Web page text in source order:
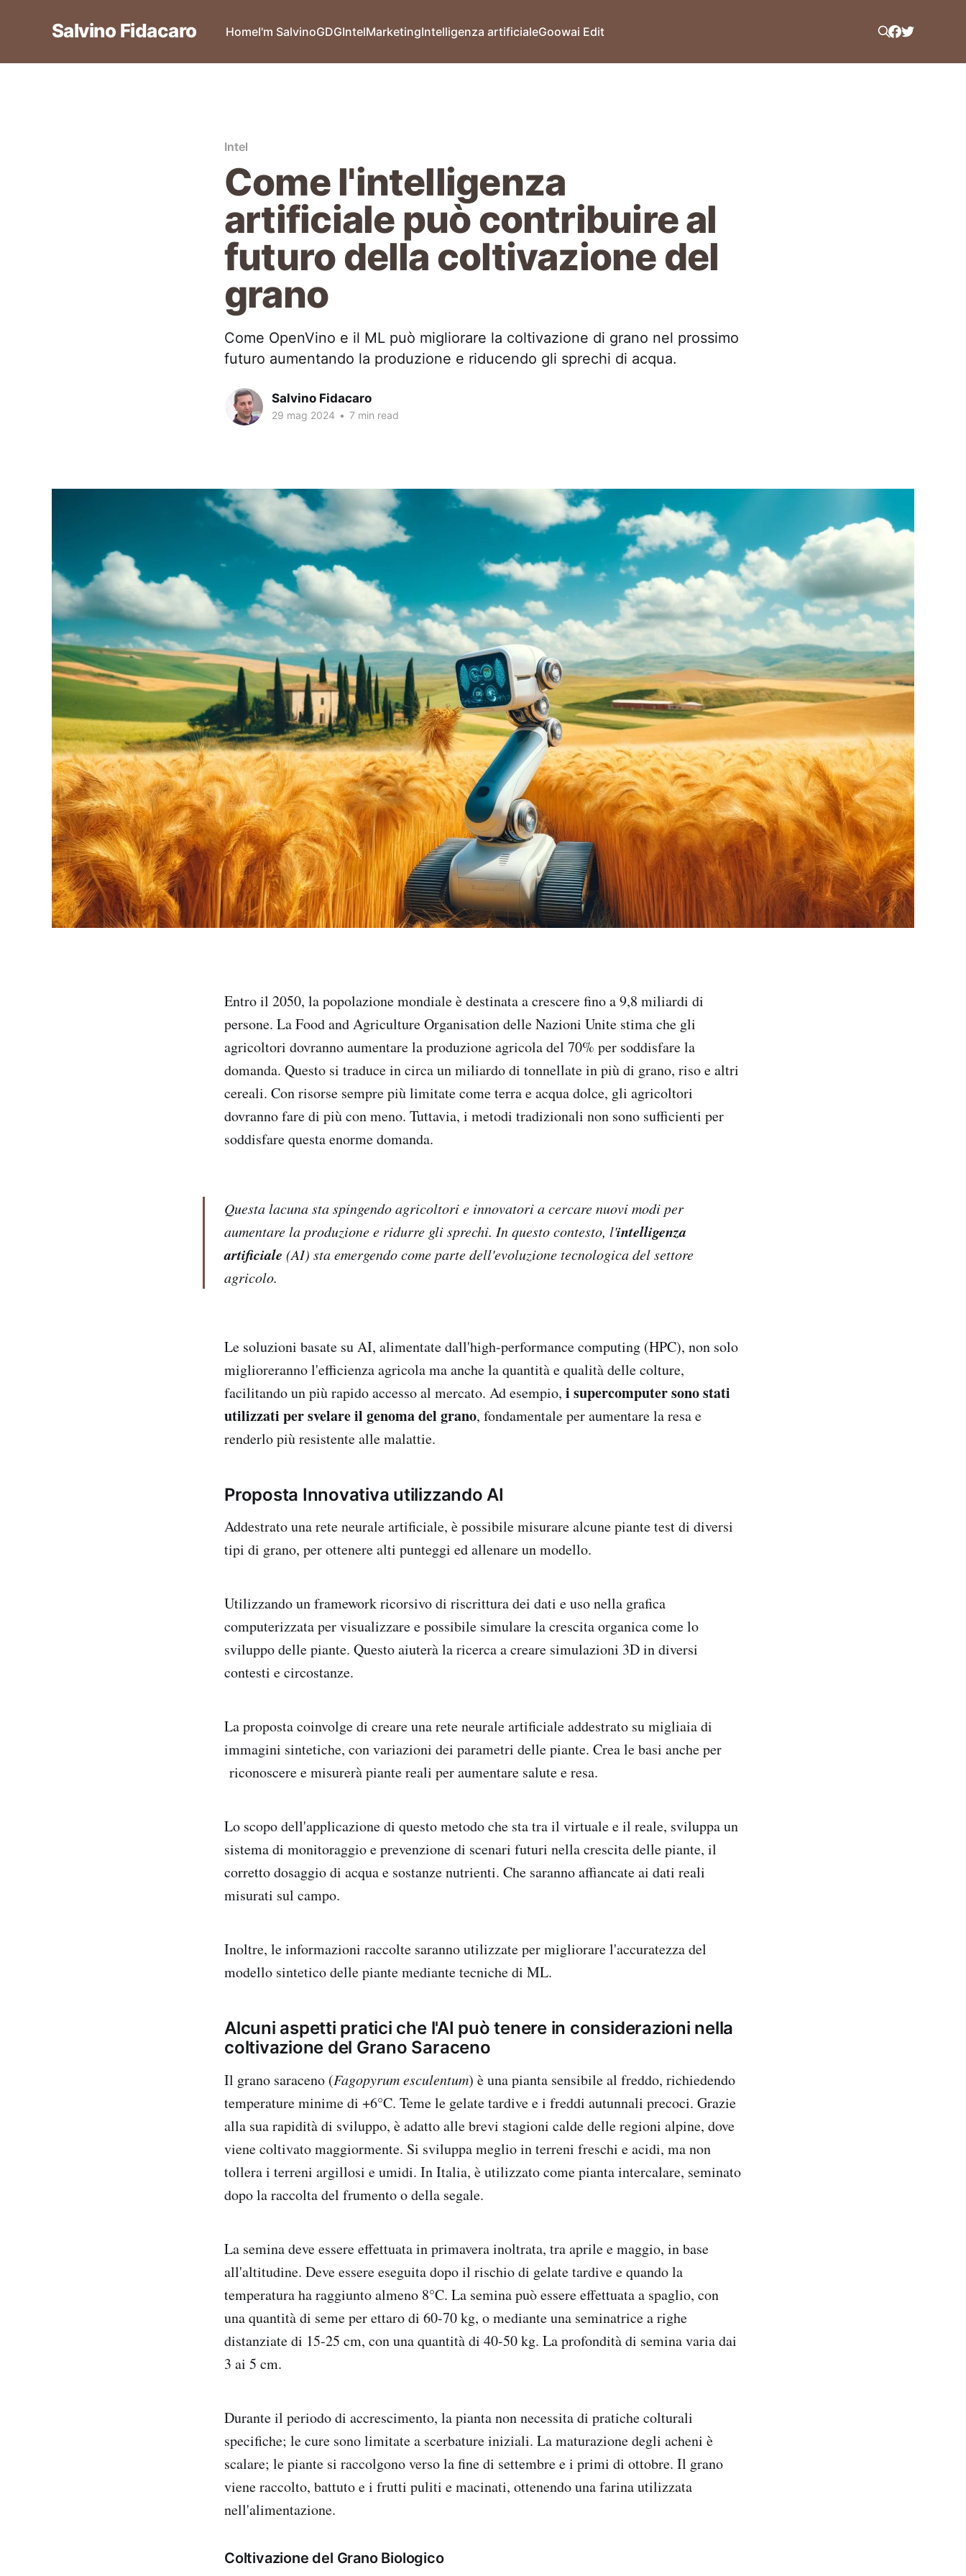
Salvino Fidacaro HomeI'm SalvinoGDGIntelMarketingIntelligenza artificialeGoowai Edit
Intel
Come l'intelligenza
artificiale può contribuire al
futuro della coltivazione del
grano
Come OpenVino e il ML può migliorare la coltivazione di grano nel prossimo
futuro aumentando la produzione e riducendo gli sprechi di acqua.
Salvino Fidacaro
29 mag 2024 • 7 min read
Entro il 2050, la popolazione mondiale è destinata a crescere fino a 9,8 miliardi di
persone. La Food and Agriculture Organisation delle Nazioni Unite stima che gli
agricoltori dovranno aumentare la produzione agricola del 70% per soddisfare la
domanda. Questo si traduce in circa un miliardo di tonnellate in più di grano, riso e altri
cereali. Con risorse sempre più limitate come terra e acqua dolce, gli agricoltori
dovranno fare di più con meno. Tuttavia, i metodi tradizionali non sono sufficienti per
soddisfare questa enorme domanda.
Questa lacuna sta spingendo agricoltori e innovatori a cercare nuovi modi per
aumentare la produzione e ridurre gli sprechi. In questo contesto, l'intelligenza
artificiale (AI) sta emergendo come parte dell'evoluzione tecnologica del settore
agricolo.
Le soluzioni basate su AI, alimentate dall'high-performance computing (HPC), non solo
miglioreranno l'efficienza agricola ma anche la quantità e qualità delle colture,
facilitando un più rapido accesso al mercato. Ad esempio, i supercomputer sono stati
utilizzati per svelare il genoma del grano, fondamentale per aumentare la resa e
renderlo più resistente alle malattie.
Proposta Innovativa utilizzando AI
Addestrato una rete neurale artificiale, è possibile misurare alcune piante test di diversi
tipi di grano, per ottenere alti punteggi ed allenare un modello.
Utilizzando un framework ricorsivo di riscrittura dei dati e uso nella grafica
computerizzata per visualizzare e possibile simulare la crescita organica come lo
sviluppo delle piante. Questo aiuterà la ricerca a creare simulazioni 3D in diversi
contesti e circostanze.
La proposta coinvolge di creare una rete neurale artificiale addestrato su migliaia di
immagini sintetiche, con variazioni dei parametri delle piante. Crea le basi anche per
riconoscere e misurerà piante reali per aumentare salute e resa.
Lo scopo dell'applicazione di questo metodo che sta tra il virtuale e il reale, sviluppa un
sistema di monitoraggio e prevenzione di scenari futuri nella crescita delle piante, il
corretto dosaggio di acqua e sostanze nutrienti. Che saranno affiancate ai dati reali
misurati sul campo.
Inoltre, le informazioni raccolte saranno utilizzate per migliorare l'accuratezza del
modello sintetico delle piante mediante tecniche di ML.
Alcuni aspetti pratici che l'AI può tenere in considerazioni nella
coltivazione del Grano Saraceno
Il grano saraceno (Fagopyrum esculentum) è una pianta sensibile al freddo, richiedendo
temperature minime di +6°C. Teme le gelate tardive e i freddi autunnali precoci. Grazie
alla sua rapidità di sviluppo, è adatto alle brevi stagioni calde delle regioni alpine, dove
viene coltivato maggiormente. Si sviluppa meglio in terreni freschi e acidi, ma non
tollera i terreni argillosi e umidi. In Italia, è utilizzato come pianta intercalare, seminato
dopo la raccolta del frumento o della segale.
La semina deve essere effettuata in primavera inoltrata, tra aprile e maggio, in base
all'altitudine. Deve essere eseguita dopo il rischio di gelate tardive e quando la
temperatura ha raggiunto almeno 8°C. La semina può essere effettuata a spaglio, con
una quantità di seme per ettaro di 60-70 kg, o mediante una seminatrice a righe
distanziate di 15-25 cm, con una quantità di 40-50 kg. La profondità di semina varia dai
3 ai 5 cm.
Durante il periodo di accrescimento, la pianta non necessita di pratiche colturali
specifiche; le cure sono limitate a scerbature iniziali. La maturazione degli acheni è
scalare; le piante si raccolgono verso la fine di settembre e i primi di ottobre. Il grano
viene raccolto, battuto e i frutti puliti e macinati, ottenendo una farina utilizzata
nell'alimentazione.
Coltivazione del Grano Biologico